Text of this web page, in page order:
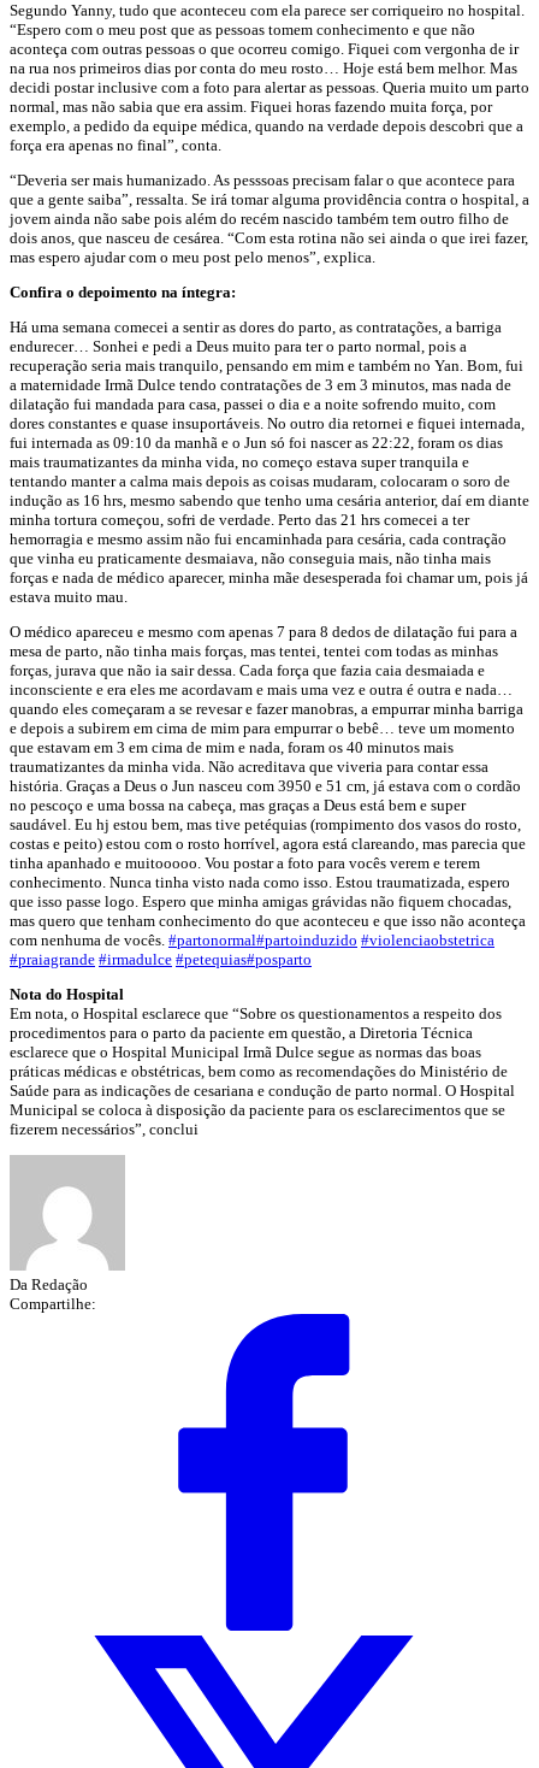
Segundo Yanny, tudo que aconteceu com ela parece ser corriqueiro no hospital.
“Espero com o meu post que as pessoas tomem conhecimento e que não
aconteça com outras pessoas o que ocorreu comigo. Fiquei com vergonha de ir
na rua nos primeiros dias por conta do meu rosto… Hoje está bem melhor. Mas
decidi postar inclusive com a foto para alertar as pessoas. Queria muito um parto
normal, mas não sabia que era assim. Fiquei horas fazendo muita força, por
exemplo, a pedido da equipe médica, quando na verdade depois descobri que a
força era apenas no final”, conta.
“Deveria ser mais humanizado. As pesssoas precisam falar o que acontece para
que a gente saiba”, ressalta. Se irá tomar alguma providência contra o hospital, a
jovem ainda não sabe pois além do recém nascido também tem outro filho de
dois anos, que nasceu de cesárea. “Com esta rotina não sei ainda o que irei fazer,
mas espero ajudar com o meu post pelo menos”, explica.
Confira o depoimento na íntegra:
Há uma semana comecei a sentir as dores do parto, as contratações, a barriga
endurecer… Sonhei e pedi a Deus muito para ter o parto normal, pois a
recuperação seria mais tranquilo, pensando em mim e também no Yan. Bom, fui
a maternidade Irmã Dulce tendo contratações de 3 em 3 minutos, mas nada de
dilatação fui mandada para casa, passei o dia e a noite sofrendo muito, com
dores constantes e quase insuportáveis. No outro dia retornei e fiquei internada,
fui internada as 09:10 da manhã e o Jun só foi nascer as 22:22, foram os dias
mais traumatizantes da minha vida, no começo estava super tranquila e
tentando manter a calma mais depois as coisas mudaram, colocaram o soro de
indução as 16 hrs, mesmo sabendo que tenho uma cesária anterior, daí em diante
minha tortura começou, sofri de verdade. Perto das 21 hrs comecei a ter
hemorragia e mesmo assim não fui encaminhada para cesária, cada contração
que vinha eu praticamente desmaiava, não conseguia mais, não tinha mais
forças e nada de médico aparecer, minha mãe desesperada foi chamar um, pois já
estava muito mau.
O médico apareceu e mesmo com apenas 7 para 8 dedos de dilatação fui para a
mesa de parto, não tinha mais forças, mas tentei, tentei com todas as minhas
forças, jurava que não ia sair dessa. Cada força que fazia caia desmaiada e
inconsciente e era eles me acordavam e mais uma vez e outra é outra e nada…
quando eles começaram a se revesar e fazer manobras, a empurrar minha barriga
e depois a subirem em cima de mim para empurrar o bebê… teve um momento
que estavam em 3 em cima de mim e nada, foram os 40 minutos mais
traumatizantes da minha vida. Não acreditava que viveria para contar essa
história. Graças a Deus o Jun nasceu com 3950 e 51 cm, já estava com o cordão
no pescoço e uma bossa na cabeça, mas graças a Deus está bem e super
saudável. Eu hj estou bem, mas tive petéquias (rompimento dos vasos do rosto,
costas e peito) estou com o rosto horrível, agora está clareando, mas parecia que
tinha apanhado e muitooooo. Vou postar a foto para vocês verem e terem
conhecimento. Nunca tinha visto nada como isso. Estou traumatizada, espero
que isso passe logo. Espero que minha amigas grávidas não fiquem chocadas,
mas quero que tenham conhecimento do que aconteceu e que isso não aconteça
com nenhuma de vocês. ‪#‎partonormal‬‪#‎partoinduzido‬ ‪#‎violenciaobstetrica‬
‪#‎praiagrande‬ ‪#‎irmadulce‬ ‪#‎petequias‬‪#‎posparto‬
Nota do Hospital
Em nota, o Hospital esclarece que “Sobre os questionamentos a respeito dos
procedimentos para o parto da paciente em questão, a Diretoria Técnica
esclarece que o Hospital Municipal Irmã Dulce segue as normas das boas
práticas médicas e obstétricas, bem como as recomendações do Ministério de
Saúde para as indicações de cesariana e condução de parto normal. O Hospital
Municipal se coloca à disposição da paciente para os esclarecimentos que se
fizerem necessários”, conclui
Da Redação
Compartilhe: